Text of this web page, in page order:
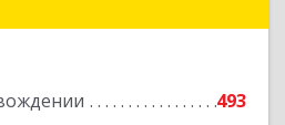
493